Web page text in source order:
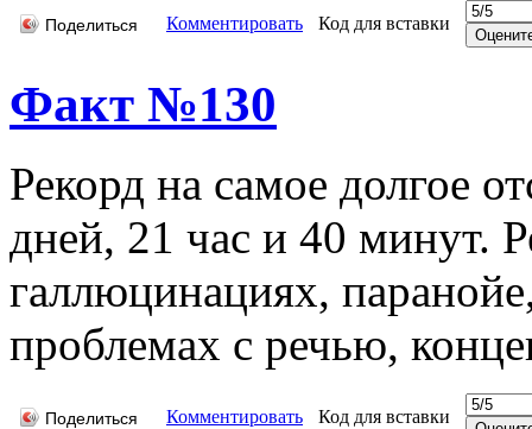
Поделиться Комментировать Код для вставки
Факт №130
Рекорд на самое долгое
дней, 21 час и 40 минут.
галлюцинациях,
проблемах с речью,
Поделиться Комментировать Код для вставки